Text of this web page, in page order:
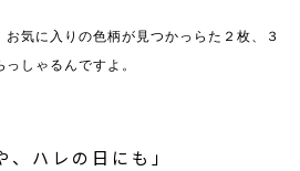
気に入りの色柄が見つかっらた２枚、３
しゃるんですよ。
、ハレの日にも」